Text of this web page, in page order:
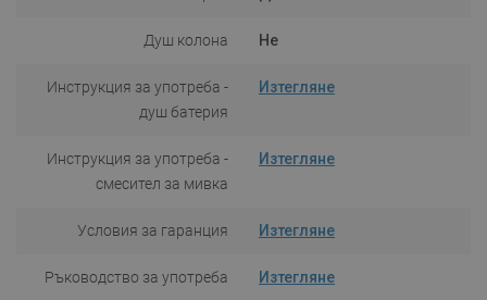
Душ колона Не
Инструкция за употреба -
душ батерия
Изтегляне
Инструкция за употреба -
смесител за мивка
Изтегляне
Условия за гаранция Изтегляне
Ръководство за употреба Изтегляне